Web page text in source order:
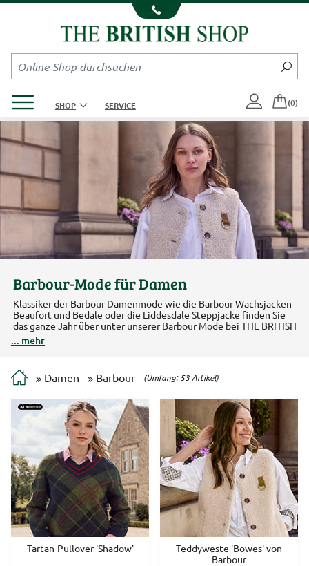
Kompletten Head der Seite überspringen
SHOP SERVICE (0)
Barbour-Mode für Damen
Klassiker der Barbour Damenmode wie die Barbour Wachsjacken
Beaufort und Bedale oder die Liddesdale Steppjacke finden Sie
das ganze Jahr über unter unserer Barbour Mode bei THE BRITISH
SHOP. Wir wählen aus jeder neuen Barbour Kollektion die besten
Stücke für Sie aus. Im Frühling und Sommer können Sie bei uns die
entdecken. Im Winter haben die Barbour Tartans ihren großen
Auftritt auf unserer Barbour Mode.
... mehr
Damen Barbour (Umfang: 53 Artikel)
Tartan-Pullover 'Shadow'
Teddyweste 'Bowes' von
Barbour